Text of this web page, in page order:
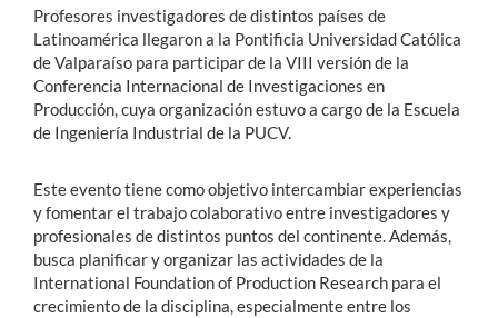
Profesores investigadores de distintos países de
Latinoamérica llegaron a la Pontificia Universidad Católica
de Valparaíso para participar de la VIII versión de la
Conferencia Internacional de Investigaciones en
Producción, cuya organización estuvo a cargo de la Escuela
de Ingeniería Industrial de la PUCV.
Este evento tiene como objetivo intercambiar experiencias
y fomentar el trabajo colaborativo entre investigadores y
profesionales de distintos puntos del continente. Además,
busca planificar y organizar las actividades de la
International Foundation of Production Research para el
crecimiento de la disciplina, especialmente entre los